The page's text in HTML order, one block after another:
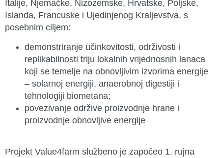
Italije, Njemačke, Nizozemske, Hrvatske, Poljske,
Islanda, Francuske i Ujedinjenog Kraljevstva, s
posebnim ciljem:
demonstriranje učinkovitosti, održivosti i
replikabilnosti triju lokalnih vrijednosnih lanaca
koji se temelje na obnovljivim izvorima energije
– solarnoj energiji, anaerobnoj digestiji i
tehnologiji biometana;
povezivanje održive proizvodnje hrane i
proizvodnje obnovljive energije
Projekt Value4farm službeno je započeo 1. rujna